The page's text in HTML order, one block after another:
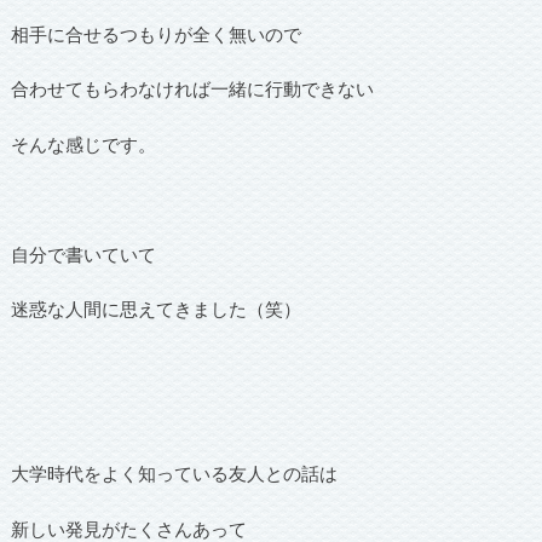
相手に合せるつもりが全く無いので
合わせてもらわなければ一緒に行動できない
そんな感じです。
自分で書いていて
迷惑な人間に思えてきました（笑）
大学時代をよく知っている友人との話は
新しい発見がたくさんあって